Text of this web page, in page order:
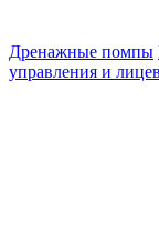
Дренажные помпы
управления и